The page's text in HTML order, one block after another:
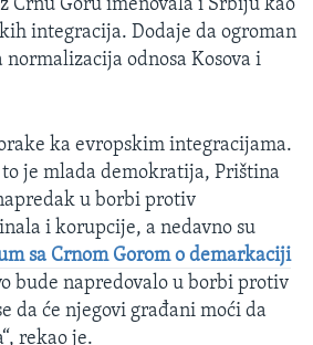
Crnu Goru imenovala i Srbiju kao
integracija. Dodaje da ogroman
normalizacija odnosa Kosova i
ka evropskim integracijama.
je mlada demokratija, Priština
u borbi protiv
i korupcije, a nedavno su
sa Crnom Gorom o demarkaciji
bude napredovalo u borbi protiv
da će njegovi građani moći da
rekao je.